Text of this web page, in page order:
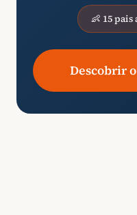
👶 15
Descobrir